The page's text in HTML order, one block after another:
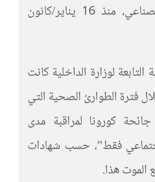
لغرض الاستغلال الصناعي، منذ 16 يناير/كانون
التابعة لوزارة الداخلية كانت
فترة الطوارئ الصحية التي
كورونا لمراقبة مدى
فقط”، حسب شهادات
الموت هذا.